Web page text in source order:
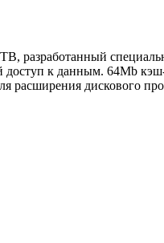
разработанный
к данным. 64Mb
расширения дискового